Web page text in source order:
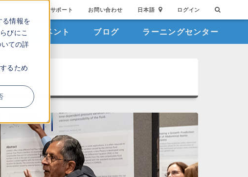
る情報を
びにこ
ての詳
るため
サポート お問い合わせ 日本語 ログイン
リ イベント ブログ ラーニングセンター